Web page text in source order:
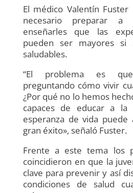
El médico Valentín
necesario preparar a
enseñarles que las
pueden ser mayores si
saludables.
“El problema es
preguntando cómo vivir
¿Por qué no lo hemos
capaces de educar a
esperanza de vida puede
gran éxito», señaló Fuster.
Frente a este tema los
coincidieron en que la
clave para prevenir y así
condiciones de salud